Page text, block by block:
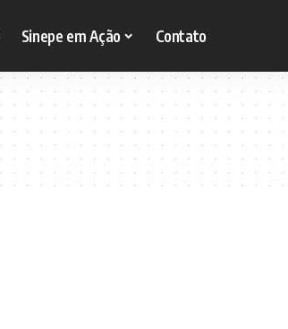
Sinepe em Ação Contato